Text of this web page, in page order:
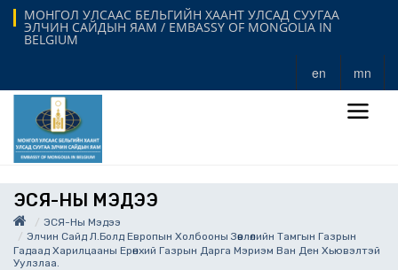
МОНГОЛ УЛСААС БЕЛЬГИЙН ХААНТ УЛСАД СУУГАА
ЭЛЧИН САЙДЫН ЯАМ / EMBASSY OF MONGOLIA IN
BELGIUM
en mn
ЭСЯ-НЫ МЭДЭЭ
ЭСЯ-Ны Мэдээ
Элчин Сайд Л.Болд Европын Холбооны Зөвлөлийн Тамгын Газрын
Гадаад Харилцааны Ерөнхий Газрын Дарга Мэриэм Ван Ден Хьювэлтэй
Уулзлаа.